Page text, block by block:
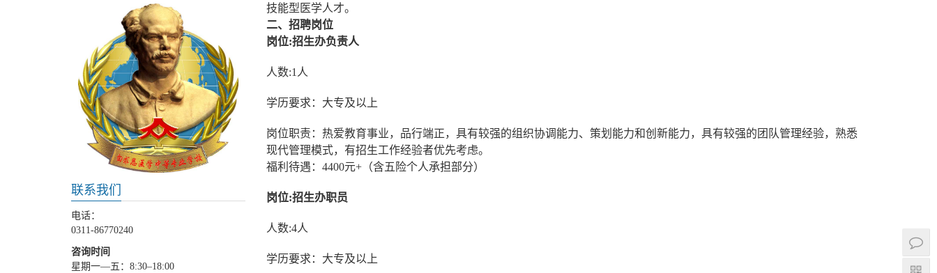
技能型医学人才。
二、招聘岗位
岗位:招生办负责人
人数:1人
学历要求：大专及以上
岗位职责：热爱教育事业，品行端正，具有较强的组织协调能力、策划能力和创新能力，具有较强的团队管理经验，熟悉
现代管理模式，有招生工作经验者优先考虑。
福利待遇：4400元+（含五险个人承担部分）
岗位:招生办职员
人数:4人
学历要求：大专及以上
联系我们
电话：
0311-86770240
咨询时间
星期一—五：8:30–18:00